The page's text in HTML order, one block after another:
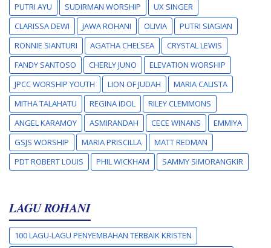
PUTRI AYU
SUDIRMAN WORSHIP
UX SINGER
CLARISSA DEWI
JAWA ROHANI OLIVIA
PUTRI SIAGIAN
RONNIE SIANTURI
AGATHA CHELSEA
CRYSTAL LEWIS
FANDY SANTOSO
CHERLY JUNO
ELEVATION WORSHIP
JPCC WORSHIP YOUTH
LION OF JUDAH
MARIA CALISTA
MITHA TALAHATU
REGINA IDOL
RILEY CLEMMONS
ANGEL KARAMOY
ASMIRANDAH CECE WINANS
EMMIYA
GSJS WORSHIP
MARIA PRISCILLA
MATT REDMAN
PDT ROBERT LOUIS
PHIL WICKHAM SAMMY SIMORANGKIR
LAGU ROHANI
100 LAGU-LAGU PENYEMBAHAN TERBAIK KRISTEN